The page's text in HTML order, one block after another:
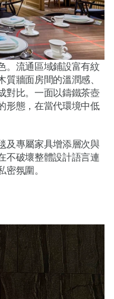
。流通區域鋪設富有紋
牆面房間的溫潤感、
對比。一面以鑄鐵茶壺
形態，在當代環境中低
及專屬家具增添層次與
不破壞整體設計語言連
氛圍。